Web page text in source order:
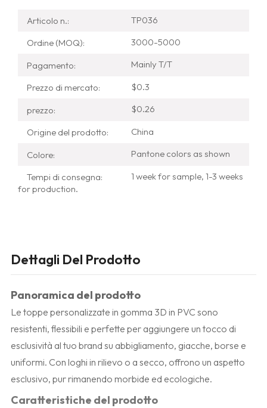
Articolo n.: TP036
Ordine (MOQ): 3000-5000
Pagamento: Mainly T/T
Prezzo di mercato: $0.3
prezzo: $0.26
Origine del prodotto: China
Colore: Pantone colors as shown
Tempi di consegna:
1 week for sample, 1-3 weeks
for production.
Dettagli Del Prodotto
Panoramica del prodotto
Le toppe personalizzate in gomma 3D in PVC sono
resistenti, flessibili e perfette per aggiungere un tocco di
esclusività al tuo brand su abbigliamento, giacche, borse e
uniformi. Con loghi in rilievo o a secco, offrono un aspetto
esclusivo, pur rimanendo morbide ed ecologiche.
Caratteristiche del prodotto